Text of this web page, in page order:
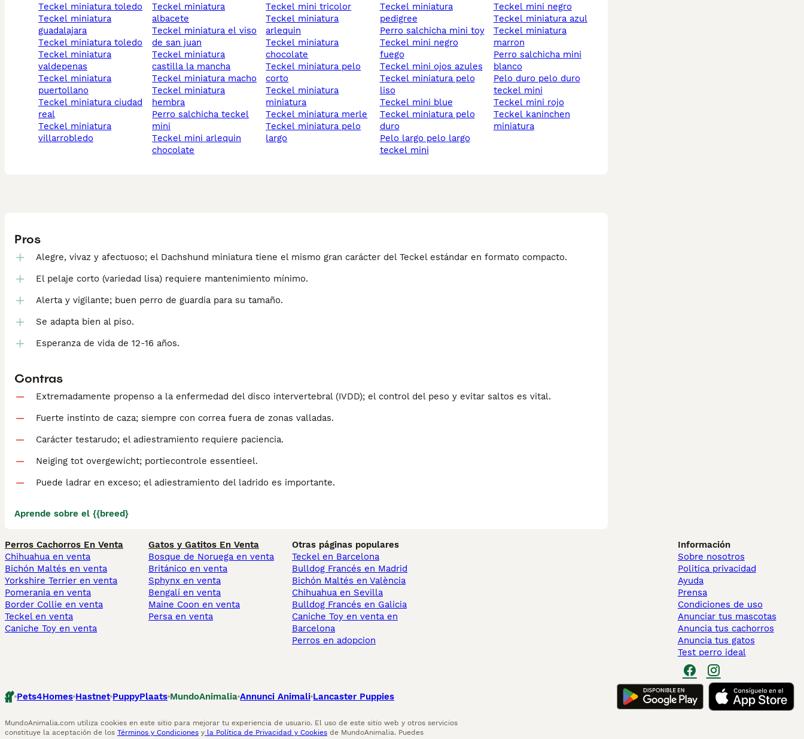
teckel miniatura toledo
teckel miniatura
guadalajara
teckel miniatura toledo
teckel miniatura
valdepenas
teckel miniatura
puertollano
teckel miniatura ciudad
real
teckel miniatura
villarrobledo
teckel miniatura
albacete
teckel miniatura el viso
de san juan
teckel miniatura
castilla la mancha
teckel miniatura macho
teckel miniatura
hembra
perro salchicha teckel
mini
teckel mini arlequin
chocolate
teckel mini tricolor
teckel miniatura
arlequin
teckel miniatura
chocolate
teckel miniatura pelo
corto
teckel miniatura
miniatura
teckel miniatura merle
teckel miniatura pelo
largo
teckel miniatura
pedigree
perro salchicha mini toy
teckel mini negro
fuego
teckel mini ojos azules
teckel miniatura pelo
liso
teckel mini blue
teckel miniatura pelo
duro
pelo largo pelo largo
teckel mini
teckel mini negro
teckel miniatura azul
teckel miniatura
marron
perro salchicha mini
blanco
pelo duro pelo duro
teckel mini
teckel mini rojo
teckel kaninchen
miniatura
Pros
Alegre, vivaz y afectuoso; el Dachshund miniatura tiene el mismo gran carácter del Teckel estándar en formato compacto.
El pelaje corto (variedad lisa) requiere mantenimiento mínimo.
Alerta y vigilante; buen perro de guardia para su tamaño.
Se adapta bien al piso.
Esperanza de vida de 12-16 años.
Contras
Extremadamente propenso a la enfermedad del disco intervertebral (IVDD); el control del peso y evitar saltos es vital.
Fuerte instinto de caza; siempre con correa fuera de zonas valladas.
Carácter testarudo; el adiestramiento requiere paciencia.
Neiging tot overgewicht; portiecontrole essentieel.
Puede ladrar en exceso; el adiestramiento del ladrido es importante.
Aprende sobre el {{breed}
Perros Cachorros En Venta
Chihuahua en venta
Bichón Maltés en venta
Yorkshire Terrier en venta
Pomerania en venta
Border Collie en venta
Teckel en venta
Caniche Toy en venta
Gatos y Gatitos En Venta
Bosque de Noruega en venta
Británico en venta
Sphynx en venta
Bengalí en venta
Maine Coon en venta
Persa en venta
Otras páginas populares
Teckel en Barcelona
Bulldog Francés en Madrid
Bichón Maltés en València
Chihuahua en Sevilla
Bulldog Francés en Galicia
Caniche Toy en venta en
Barcelona
Perros en adopcion
Información
Sobre nosotros
Politica privacidad
Ayuda
Prensa
Condiciones de uso
Anunciar tus mascotas
Anuncia tus cachorros
Anuncia tus gatos
Test perro ideal
Pets4Homes Hastnet PuppyPlaats MundoAnimalia Annunci Animali Lancaster Puppies
MundoAnimalia.com utiliza cookies en este sitio para mejorar tu experiencia de usuario. El uso de este sitio web y otros servicios
constituye la aceptación de los Términos y Condiciones y la Política de Privacidad y Cookies de MundoAnimalia. Puedes